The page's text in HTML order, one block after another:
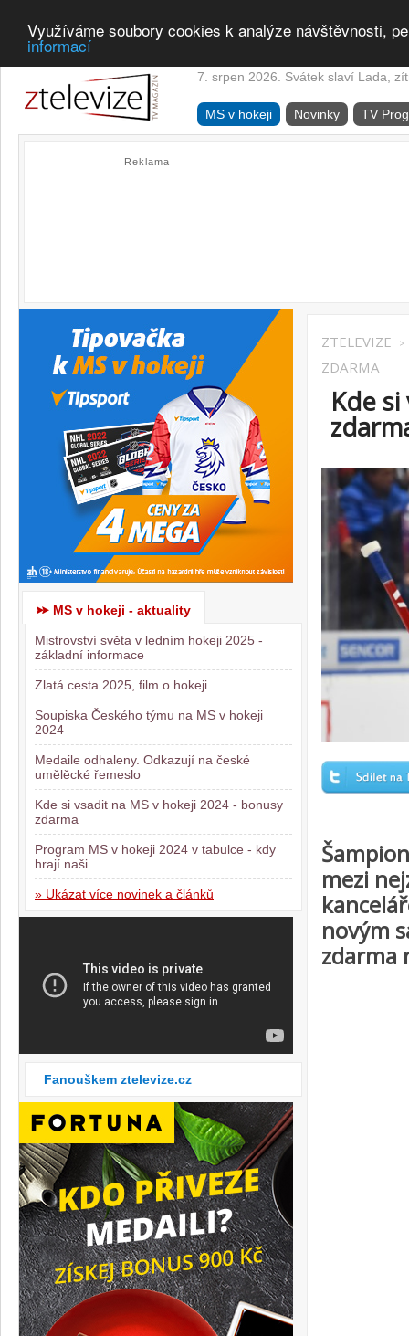
Využíváme soubory cookies k analýze návštěvnosti,
informací
7. srpen 2026. Svátek slaví Lada,
MS v hokeji Novinky TV
Reklama
MS v hokeji - aktuality
Mistrovství světa v ledním hokeji 2025 -
základní informace
Zlatá cesta 2025, film o hokeji
Soupiska Českého týmu na MS v hokeji
2024
Medaile odhaleny. Odkazují na české
umělěcké řemeslo
Kde si vsadit na MS v hokeji 2024 - bonusy
zdarma
Program MS v hokeji 2024 v tabulce - kdy
hrají naši
» Ukázat více novinek a článků
Fanouškem ztelevize.cz
ZTELEVIZE >
ZDARMA
Kde
mezi
novým
zdarma